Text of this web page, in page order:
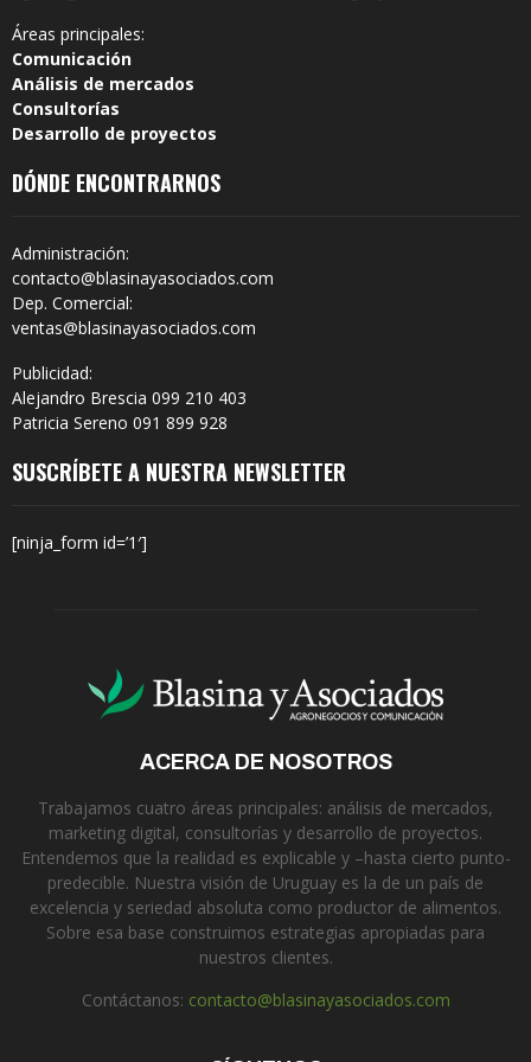
Áreas principales:
Comunicación
Análisis de mercados
Consultorías
Desarrollo de proyectos
DÓNDE ENCONTRARNOS
Administración:
contacto@blasinayasociados.com
Dep. Comercial:
ventas@blasinayasociados.com
Publicidad:
Alejandro Brescia 099 210 403
Patricia Sereno 091 899 928
SUSCRÍBETE A NUESTRA NEWSLETTER
[ninja_form id=’1′]
ACERCA DE NOSOTROS
Trabajamos cuatro áreas principales: análisis de mercados,
marketing digital, consultorías y desarrollo de proyectos.
Entendemos que la realidad es explicable y –hasta cierto punto-
predecible. Nuestra visión de Uruguay es la de un país de
excelencia y seriedad absoluta como productor de alimentos.
Sobre esa base construimos estrategias apropiadas para
nuestros clientes.
Contáctanos: contacto@blasinayasociados.com